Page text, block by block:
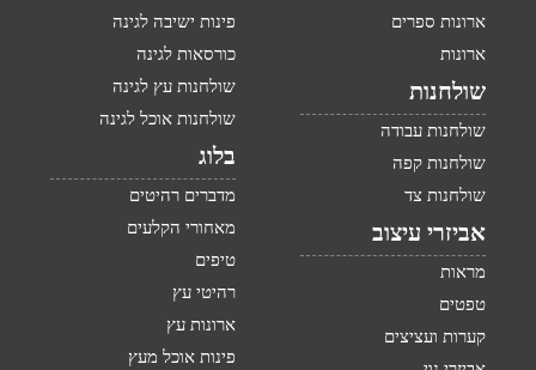
ארונות ספרים
ארונות
שולחנות
שולחנות עבודה
שולחנות קפה
שולחנות צד
אביזרי עיצוב
מראות
טפטים
קערות ועציצים
פינות ישיבה לגינה
כורסאות לגינה
שולחנות עץ לגינה
שולחנות אוכל לגינה
בלוג
מדברים רהיטים
מאחורי הקלעים
טיפים
רהיטי עץ
ארונות עץ
פינות אוכל מעץ